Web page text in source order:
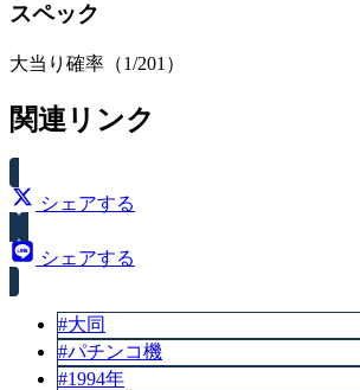
スペック
大当り確率（1/201）
関連リンク
シェアする
シェアする
#大同
#パチンコ機
#1994年